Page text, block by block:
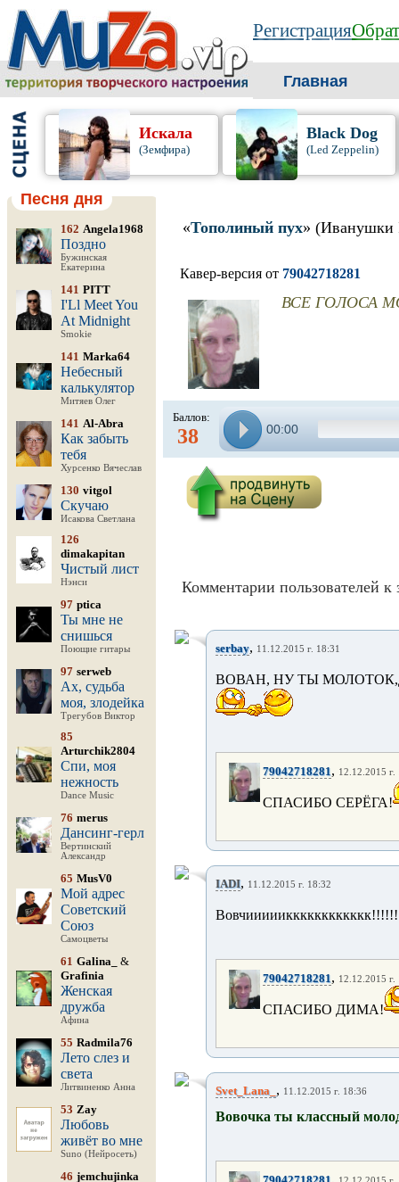
Регистрация
Главная
Искала
(Земфира)
Black Dog
(Led Zeppelin)
Песня дня
162 Angela1968
Поздно
Бужинская
Екатерина
141 PITT
I'Ll Meet You
At Midnight
Smokie
141 Marka64
Небесный
калькулятор
Митяев Олег
141 Al-Abra
Как забыть
тебя
Хурсенко Вячеслав
130 vitgol
Скучаю
Исакова Светлана
126
dimakapitan
Чистый лист
Нэнси
97 ptica
Ты мне не
снишься
Поющие гитары
97 serweb
Ах, судьба
моя, злодейка
Трегубов Виктор
85
Arturchik2804
Спи, моя
нежность
Dance Music
76 merus
Дансинг-герл
Вертинский
Александр
65 MusV0
Мой адрес
Советский
Союз
Самоцветы
61 Galina_
&
Grafinia
Женская
дружба
Афина
55 Radmila76
Лето слез и
света
Литвиненко Анна
53 Zay
Любовь
живёт во мне
Suno (Нейросеть)
46 jemchujinka
«Тополиный пух» (Иванушки
Кавер-версия от 79042718281
ВСЕ ГОЛОСА
Баллов:
38 00:00
Комментарии пользователей к
serbay, 11.12.2015 г. 18:31
ВОВАН, НУ ТЫ
79042718281, 12.12.2015 г.
СПАСИБО СЕРЁГА!
IADI, 11.12.2015 г. 18:32
79042718281, 12.12.2015 г.
СПАСИБО ДИМА!
Svet_Lana_ , 11.12.2015 г. 18:36
Вовочка ты классный
,